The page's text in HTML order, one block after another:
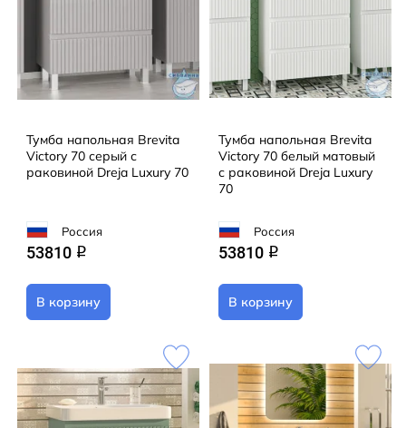
Тумба напольная Brevita
Victory 70 серый с
раковиной Dreja Luxury 70
Россия
53810 q
В корзину
Тумба напольная Brevita
Victory 70 белый матовый
с раковиной Dreja Luxury
70
Россия
53810 q
В корзину